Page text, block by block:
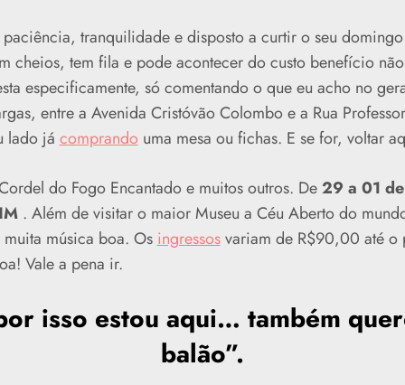
tranquilidade e disposto a curtir o seu
cheios, tem fila e pode acontecer do custo benefício
especificamente, só comentando o que eu acho no
entre a Avenida Cristóvão Colombo e a Rua
lado já comprando uma mesa ou fichas. E se for, voltar
do Fogo Encantado e muitos outros. De29 a 01
. Além de visitar o maior Museu a Céu Aberto do
música boa. Os ingressosvariam de R$90,00 até o
Vale a pena ir.
isso estou aqui… também
balão”.